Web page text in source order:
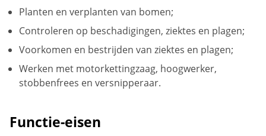
Planten en verplanten van bomen;
Controleren op beschadigingen, ziektes en plagen;
Voorkomen en bestrijden van ziektes en plagen;
Werken met motorkettingzaag, hoogwerker,
stobbenfrees en versnipperaar.
Functie-eisen